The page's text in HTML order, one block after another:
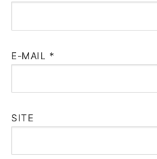
E-MAIL *
SITE